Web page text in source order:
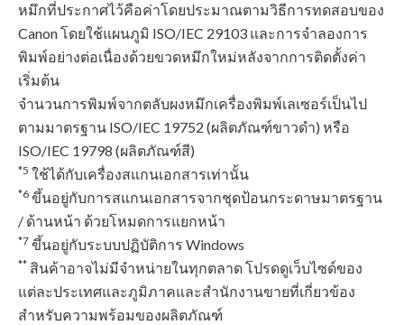
หมึกที่ประกาศไว้คือค่าโดยประมาณตามวิธีการทดสอบของ
Canon โดยใช้แผนภูมิ ISO/IEC 29103 และการจําลองการ
พิมพ์อย่างต่อเนื่องด้วยขวดหมึกใหม่หลังจากการติดตั้งค่า
เริ่มต้น
จำนวนการพิมพ์จากตลับผงหมึกเครื่องพิมพ์เลเซอร์เป็นไป
ตามมาตรฐาน ISO/IEC 19752 (ผลิตภัณฑ์ขาวดํา) หรือ
ISO/IEC 19798 (ผลิตภัณฑ์สี)
*5 ใช้ได้กับเครื่องสแกนเอกสารเท่านั้น
*6 ขึ้นอยู่กับการสแกนเอกสารจากชุดป้อนกระดาษมาตรฐาน
/ ด้านหน้า ด้วยโหมดการแยกหน้า
*7 ขึ้นอยู่กับระบบปฏิบัติการ Windows
** สินค้าอาจไม่มีจำหน่ายในทุกตลาด โปรดดูเว็บไซด์ของ
แต่ละประเทศและภูมิภาคและสำนักงานขายที่เกี่ยวข้อง
สำหรับความพร้อมของผลิตภัณฑ์